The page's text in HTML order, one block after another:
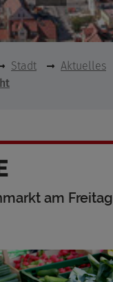
Stadt Aktuelles
am Freitag